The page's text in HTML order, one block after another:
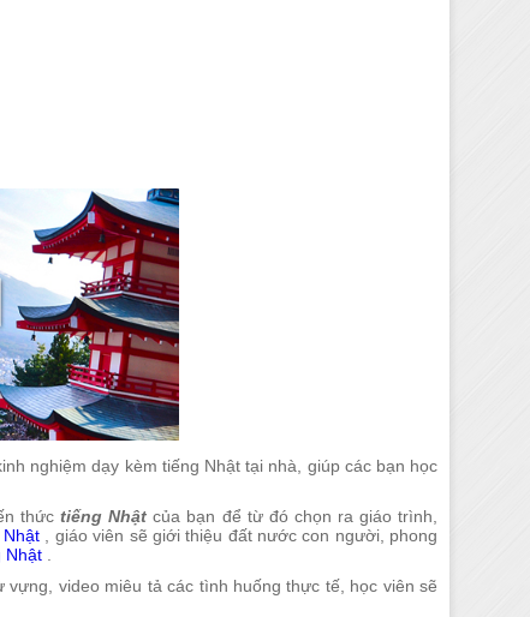
nghiệm dạy kèm tiếng Nhật tại nhà, giúp các bạn học
thứctiếng Nhật của bạn để từ đó chọn ra giáo trình,
, giáo viên sẽ giới thiệu đất nước con người, phong
Nhật.
video miêu tả các tình huống thực tế, học viên sẽ